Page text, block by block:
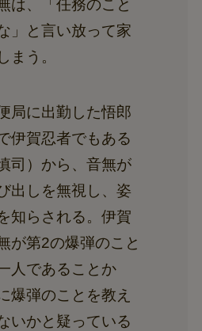
は、「任務のこと
」と言い放って家
まう。
局に出勤した悟郎
伊賀忍者でもある
司）から、音無が
出しを無視し、姿
知らされる。伊賀
が第2の爆弾のこと
人であることか
爆弾のことを教え
いかと疑っている